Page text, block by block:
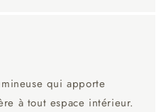
qui apporte
à tout espace intérieur.